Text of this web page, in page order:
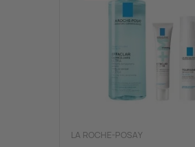
LA ROCHE-POSAY